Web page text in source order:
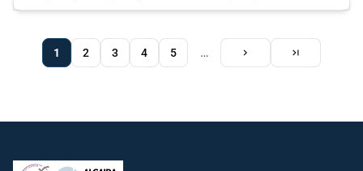
Paginación
Página
actual
1 Page
2 Page
3 Page
4 Page
5 …
Siguiente
página
chevron_right
Última
página
last_page